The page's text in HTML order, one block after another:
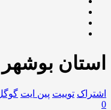
استان
اشتراک توییت پین ایت
0